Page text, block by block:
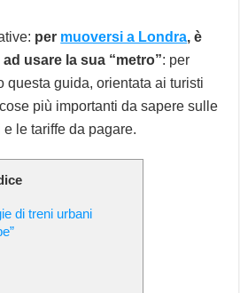
per muoversi a Londra, è
usare la sua “metro”: per
questa guida, orientata ai turisti
più importanti da sapere sulle
le tariffe da pagare.
di treni urbani